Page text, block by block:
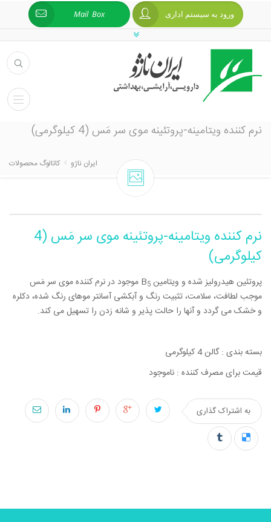
Mail Box ورود به سیستم اداری
نرم کننده ویتامینه-پروتئینه موی سر مَس (4 کیلوگرمی)
ایران ناژو کاتالوگ محصولات
نرم کننده ویتامینه-پروتئینه موی سر مَس (4
کیلوگرمی)
پروتئین هیدرولیز شده و ویتامین B5
موجود در نرم کننده موی سر مَس
موجب لطافت، سلامت، تثبیت رنگ و آبکشی آسانتر موهای رنگ شده، دکلره
و خشک می گردد و آنها را حالت پذیر و شانه زدن را تسهیل می کند.
بسته بندی : گالن 4 کیلوگرمی
قیمت برای مصرف کننده : ناموجود
به اشتراک گذاری